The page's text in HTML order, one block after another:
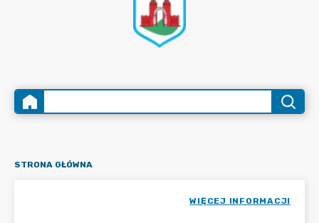
STRONA GŁÓWNA
WIĘCEJ INFORMACJI